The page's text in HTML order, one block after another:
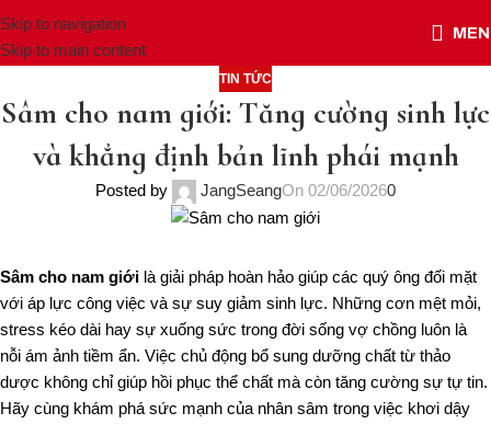
Skip to navigation
Skip to main content
TIN TỨC
Sâm cho nam giới: Tăng cường sinh lực
và khẳng định bản lĩnh phái mạnh
Posted by JangSeangOn 02/06/20260
Sâm cho nam giới là giải pháp hoàn hảo giúp các quý ông đối mặt
với áp lực công việc và sự suy giảm sinh lực. Những cơn mệt mỏi,
stress kéo dài hay sự xuống sức trong đời sống vợ chồng luôn là
nỗi ám ảnh tiềm ẩn. Việc chủ động bổ sung dưỡng chất từ thảo
dược không chỉ giúp hồi phục thể chất mà còn tăng cường sự tự tin.
Hãy cùng khám phá sức mạnh của nhân sâm trong việc khơi dậy